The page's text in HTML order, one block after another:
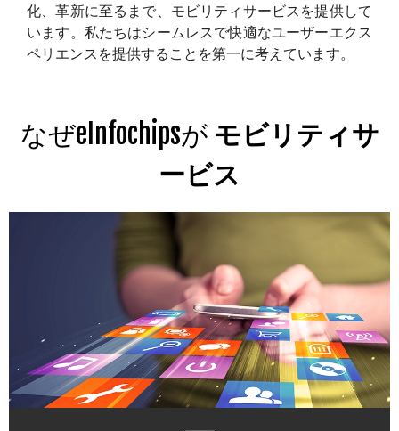
化、革新に至るまで、モビリティサービスを提供して
います。私たちはシームレスで快適なユーザーエクス
ペリエンスを提供することを第一に考えています。
なぜeInfochipsが モビリティサ
ービス